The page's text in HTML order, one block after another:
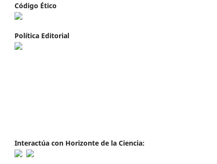
Código Ético
Política Editorial
Interactúa con Horizonte de la Ciencia: